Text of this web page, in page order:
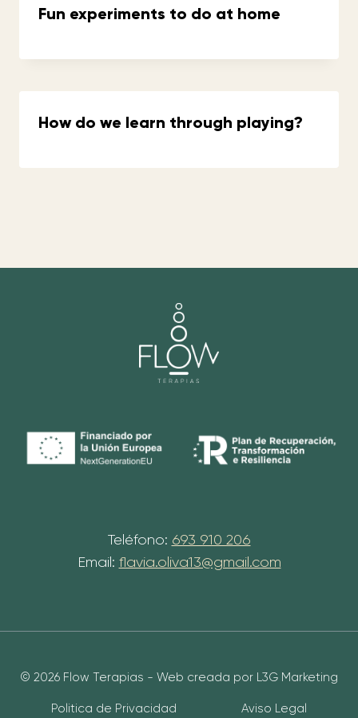
Fun experiments to do at home
How do we learn through playing?
Teléfono: 693 910 206
Email: flavia.oliva13@gmail.com
© 2026 Flow Terapias - Web creada por L3G Marketing
Politica de Privacidad Aviso Legal